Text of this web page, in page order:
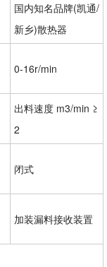
国内知名品牌(凯通/
新乡)散热器
0-16r/min
出料速度 m3/min ≥
2
闭式
加装漏料接收装置